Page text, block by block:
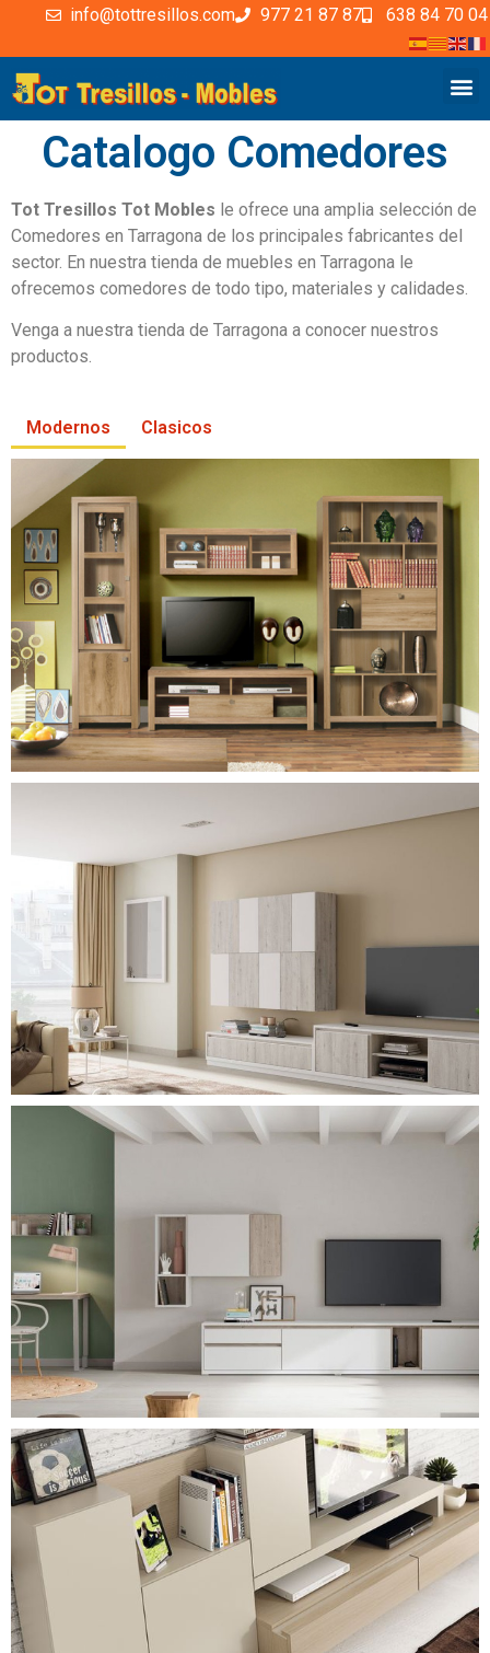
info@tottresillos.com 977 21 87 87 638 84 70 04
Catalogo Comedores
Tot Tresillos Tot Mobles le ofrece una amplia selección de
Comedores en Tarragona de los principales fabricantes del
sector. En nuestra tienda de muebles en Tarragona le
ofrecemos comedores de todo tipo, materiales y calidades.
Venga a nuestra tienda de Tarragona a conocer nuestros
productos.
Modernos Clasicos